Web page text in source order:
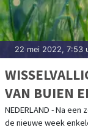
22 mei 2022, 7:53
VAN BUIEN
NEDERLAND - Na
de nieuwe week